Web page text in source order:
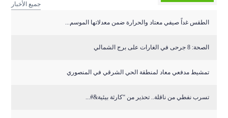
جميع الأخبار
الطقس غداً صيفي معتاد والحرارة ضمن معدلاتها الموسم...
الصحة: 8 جرحى في الغارات على برج الشمالي
تمشيط مدفعي معاد لمنطقة الحي الشرقي في المنصوري
تسرب نفطي من ناقلة.. تحذير من “كارثة بيئية&#...